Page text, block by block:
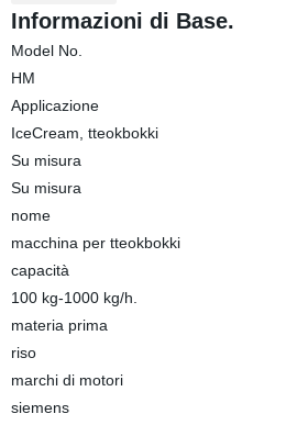
Informazioni di Base.
Model No.
HM
Applicazione
IceCream, tteokbokki
Su misura
Su misura
nome
macchina per tteokbokki
capacità
100 kg-1000 kg/h.
materia prima
riso
marchi di motori
siemens